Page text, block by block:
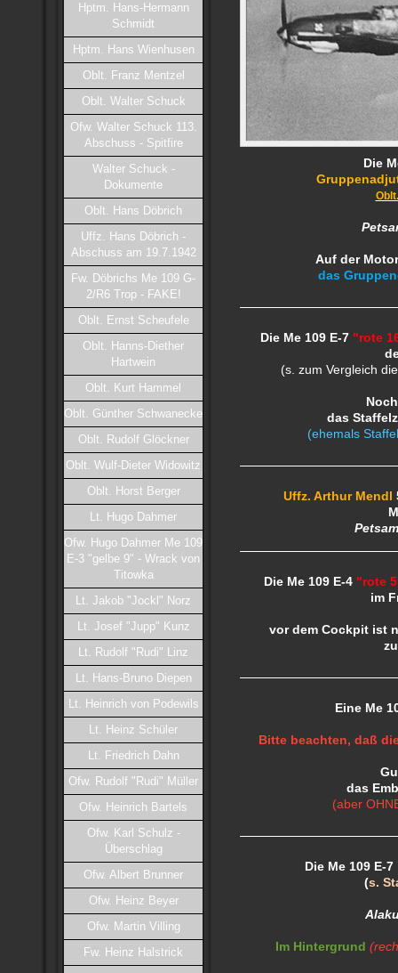
Hptm. Hans-Hermann
Schmidt
Hptm. Hans Wienhusen
Oblt. Franz Mentzel
Oblt. Walter Schuck
Ofw. Walter Schuck 113.
Abschuss - Spitfire
Walter Schuck -
Dokumente
Oblt. Hans Döbrich
Uffz. Hans Döbrich -
Abschuss am 19.7.1942
Fw. Döbrichs Me 109 G-
2/R6 Trop - FAKE!
Oblt. Ernst Scheufele
Oblt. Hanns-Diether
Hartwein
Oblt. Kurt Hammel
Oblt. Günther Schwanecke
Oblt. Rudolf Glöckner
Oblt. Wulf-Dieter Widowitz
Oblt. Horst Berger
Lt. Hugo Dahmer
Ofw. Hugo Dahmer Me 109
E-3 "gelbe 9" - Wrack von
Titowka
Lt. Jakob "Jockl" Norz
Lt. Josef "Jupp" Kunz
Lt. Rudolf "Rudi" Linz
Lt. Hans-Bruno Diepen
Lt. Heinrich von Podewils
Lt. Heinz Schüler
Lt. Friedrich Dahn
Ofw. Rudolf "Rudi" Müller
Ofw. Heinrich Bartels
Ofw. Karl Schulz -
Überschlag
Ofw. Albert Brunner
Ofw. Heinz Beyer
Ofw. Martin Villing
Fw. Heinz Halstrick
Die
Auf der
das
Die Me 109 E-7 "rote
(s. zum Vergleich
das
(ehemals
Uffz. Arthur Mendl
Die Me 109 E-4 "rote
im
vor dem Cockpit ist
Eine Me
Bitte beachten, daß
das
(aber
Die Me 109 E-
(s.
Im Hintergrund